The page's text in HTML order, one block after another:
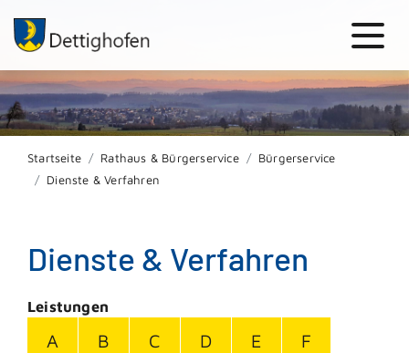
Startseite Rathaus & Bürgerservice
Bürgerservice
Dienste & Verfahren
Dienste & Verfahren
Leistungen
A B C D E F